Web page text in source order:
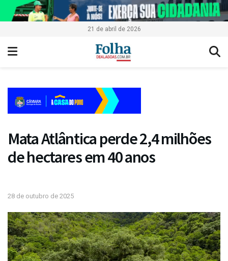
21 de abril de 2026
Mata Atlântica perde 2,4 milhões
de hectares em 40 anos
28 de outubro de 2025